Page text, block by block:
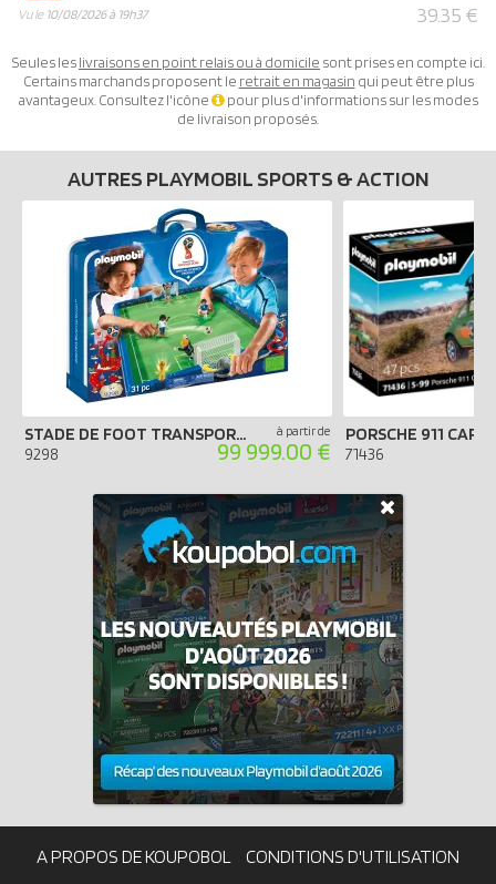
Vu le 10/08/2026 à 19h37 39.35 €
Seules leslivraisons en point relais ou à domicile sont prises en compte ici.
Certains marchands proposent le retrait en magasin qui peut être plus
avantageux. Consultez l'icône
pour plus d'informations sur les modes
de livraison proposés.
AUTRES PLAYMOBIL SPORTS & ACTION
STADE DE FOOT TRANSPORTABLE FIFA - RUSSIE 2018
9298
à partir de
99 999.00 € 71436
A PROPOS DE KOUPOBOL
CONDITIONS D'UTILISATION